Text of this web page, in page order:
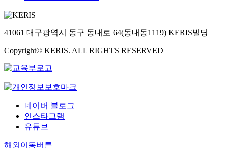
41061 대구광역시 동구 동내로 64(동내동1119) KERIS빌딩
Copyright© KERIS. ALL RIGHTS RESERVED
네이버 블로그
인스타그램
유튜브
해외이동버튼